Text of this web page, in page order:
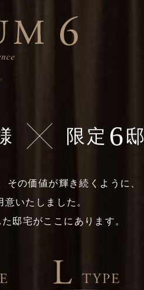
限定 6邸
の価値が輝き続くように、
いたしました。
邸宅がここにあります。